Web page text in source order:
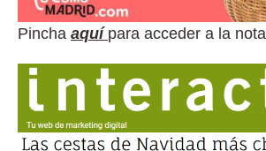
Pincha aquí para acceder a la nota